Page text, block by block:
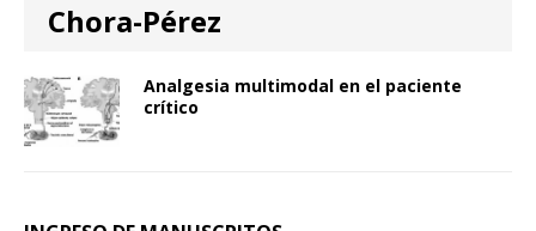
Chora-Pérez
Analgesia multimodal en el paciente
crítico